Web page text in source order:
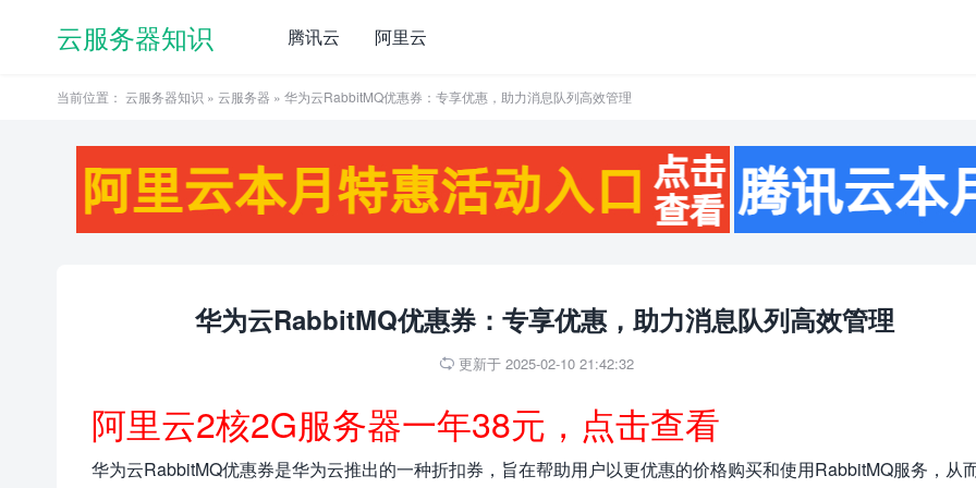
云服务器知识 腾讯云 阿里云
当前位置： 云服务器知识 » 云服务器 » 华为云RabbitMQ优惠券：专享优惠，助力消息队列高效管理
华为云RabbitMQ优惠券：专享优惠，助力消息队列高效管理
 更新于 2025-02-10 21:42:32
阿里云2核2G服务器一年38元，点击查看
华为云RabbitMQ优惠券是华为云推出的一种折扣券，旨在帮助用户以更优惠的价格购买和使用RabbitMQ服务，从